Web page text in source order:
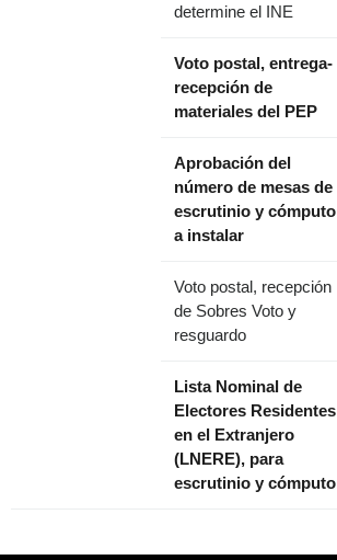
determine el INE
Voto postal, entrega-
recepción de
materiales del PEP
Aprobación del
número de mesas de
escrutinio y cómputo
a instalar
Voto postal, recepción
de Sobres Voto y
resguardo
Lista Nominal de
Electores Residentes
en el Extranjero
(LNERE), para
escrutinio y cómputo